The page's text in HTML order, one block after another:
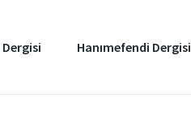
Hanımefendi Dergisi